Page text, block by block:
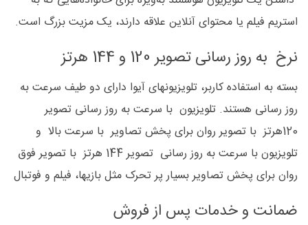
استریم فیلم یا محتوای آنلاین علاقه دارند، یک مزیت بزرگ است.
نرخ به روز رسانی تصویر 120 و 144 هرتز
بسته به استفاده کاربر، تلویزیونهای آیوا دارای دو طیف سرعت به
روز رسانی هستند. تلویزیون با سرعت به روز رسانی تصویر
120هرتز با تصویر روان برای پخش تصاویر با سرعت بالا و
تلویزیون با سرعت به روز رسانی تصویر 144 هرتز با تصویر فوق
روان برای پخش تصاویر بسیار پر تحرک مثل بازیها، فیلم و فوتبال
ضمانت و خدمات پس از فروش